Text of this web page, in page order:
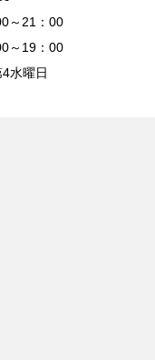
～21：00
19：00
水曜日